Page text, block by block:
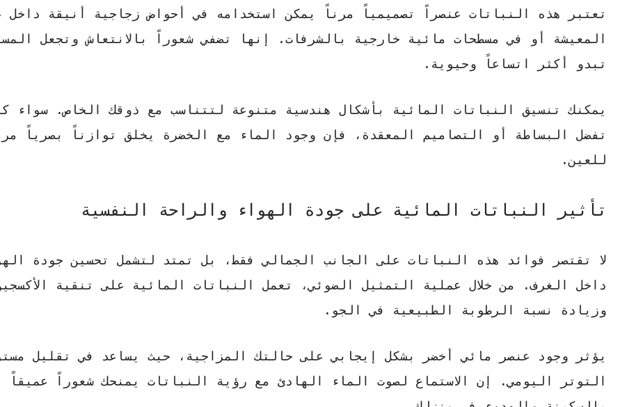
تعتبر هذه النباتات عنصراً تصميمياً مرناً يمكن استخدامه في أحواض زجاجية أنيقة داخل
المعيشة أو في مسطحات مائية خارجية بالشرفات.
إنها تضفي شعوراً بالانتعاشوتجعل
تبدو أكثر اتساعاً وحيوية.
يمكنك تنسيق النباتات المائية بأشكال هندسية متنوعة لتتناسب مع ذوقك الخاص. سواء
تفضل البساطة أو التصاميم المعقدة، فإن وجود الماء مع الخضرة يخلق توازناً بصرياً
للعين.
تأثير النباتات المائية على جودة الهواء والراحة النفسية
لا تقتصر فوائد هذه النباتات على الجانب الجمالي فقط، بل تمتد لتشمل تحسين جودة
داخل الغرف. من خلال عملية التمثيل الضوئي، تعمل
النباتات المائية على تنقية
وزيادة نسبة الرطوبة الطبيعية في الجو.
يؤثر وجود عنصر مائي أخضر بشكل إيجابيعلى حالتك المزاجية، حيث يساعد في تقليل
التوتر اليومي. إن الاستماع لصوت الماء الهادئ مع رؤية النباتات يمنحك شعوراً عميقاً